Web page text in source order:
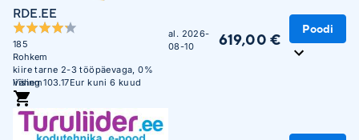
RDE.EE
185
Rohkem
kiire tarne 2-3 tööpäevaga, 0%
liising 103.17Eur kuni 6 kuud
Vähem
al. 2026-
08-10
619,00 €
Poodi